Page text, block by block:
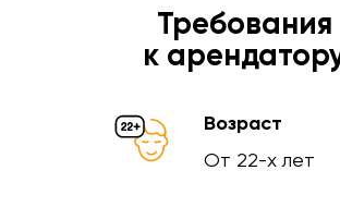
Требования
к
Возраст
От 22-х лет